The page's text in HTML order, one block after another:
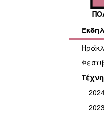
2024
2023